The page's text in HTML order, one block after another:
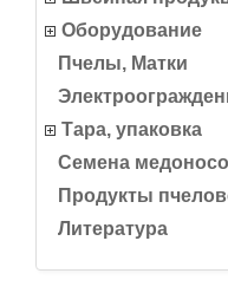
Оборудование
Пчелы, Матки
Тара, упаковка
Семена
Продукты
Литература